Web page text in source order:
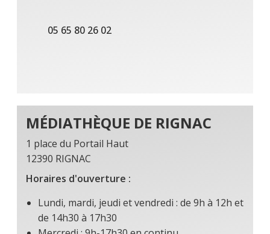
05 65 80 26 02
MÉDIATHÈQUE DE RIGNAC
1 place du Portail Haut
12390 RIGNAC
Horaires d'ouverture :
Lundi, mardi, jeudi et vendredi : de 9h à 12h et
de 14h30 à 17h30